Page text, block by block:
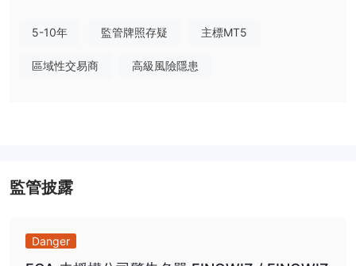
驚訝的是，它提供了100%可交易的獎金和最高20美元的推薦獎金。
Finowiz 提供多種聯絡方式。您可以通過聯絡表單、電話、電子郵件
有一個是有效的
民，則無法與他們交易
5-10年 監管牌照存疑 主標MT5
區域性交易商 高級風險隱患
監管披露
Danger